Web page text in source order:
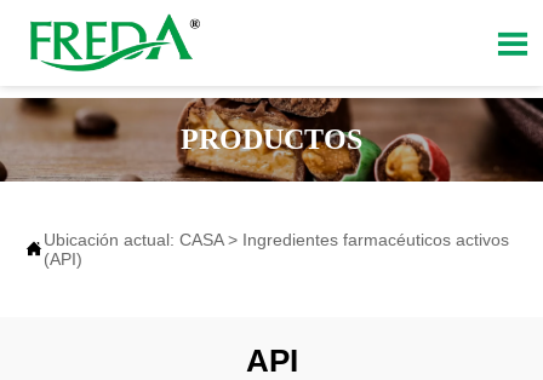

PRODUCTOS
Ubicación actual: CASA> Ingredientes farmacéuticos activos
(API)
API